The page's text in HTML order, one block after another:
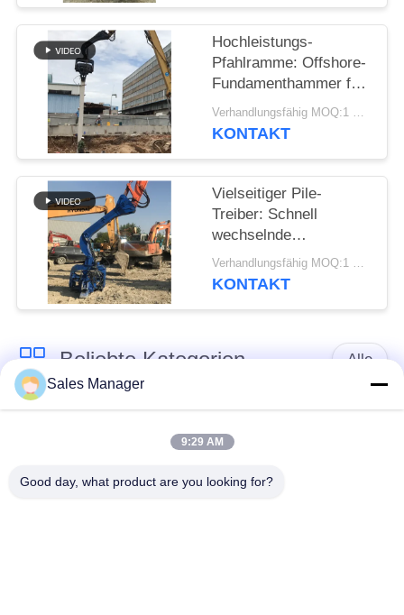
PRIVACY
POLICY
Hochleistungs-
Pfahlramme: Offshore-
Fundamenthammer für
die effiziente
Installation von
Verhandlungsfähig MOQ:1 Satz
KONTAKT
Vielseitiger Pile-
Treiber: Schnell
wechselnde
Einrichtung und
effiziente Stahlbahn
Verhandlungsfähig MOQ:1 Satz
KONTAKT
Beliebte Kategorien Alle
Ramme
Sales Manager
9:29 AM
Good day, what product are you looking for?